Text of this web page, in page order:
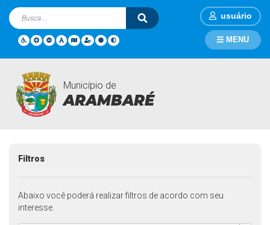
usuário
Município de
ARAMBARÉ
MENU
Licitações
Filtros
Abaixo você poderá realizar filtros de acordo com seu
interesse.